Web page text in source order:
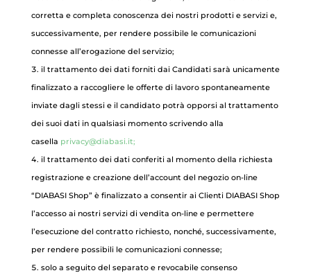
corretta e completa conoscenza dei nostri prodotti e servizi e,
successivamente, per rendere possibile le comunicazioni
connesse all’erogazione del servizio;
il trattamento dei dati forniti dai Candidati sarà unicamente
finalizzato a raccogliere le offerte di lavoro spontaneamente
inviate dagli stessi e il candidato potrà opporsi al trattamento
dei suoi dati in qualsiasi momento scrivendo alla
casella privacy@diabasi.it;
il trattamento dei dati conferiti al momento della richiesta
registrazione e creazione dell’account del negozio on-line
“DIABASI Shop” è finalizzato a consentir ai Clienti DIABASI Shop
l’accesso ai nostri servizi di vendita on-line e permettere
l’esecuzione del contratto richiesto, nonché, successivamente,
per rendere possibili le comunicazioni connesse;
solo a seguito del separato e revocabile consenso